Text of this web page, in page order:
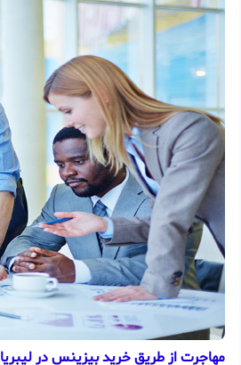
مهاجرت از طریق خرید بیزینس در لیبریا